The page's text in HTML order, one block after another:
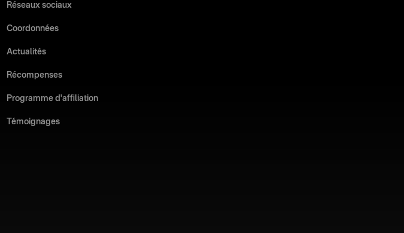
Réseaux sociaux
Coordonnées
Actualités
Récompenses
Programme d'affiliation
Témoignages